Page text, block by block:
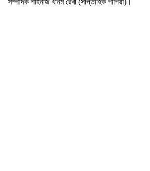
সম্পাদক শাহনাজ খানম রেখা (সাপ্তাহিক পাপিয়া)।